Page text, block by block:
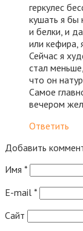
геркулес
кушать я бы
и белки, и
или кефира,
Сейчас я
стал
что он
Самое
вечером
Ответить
Добавить
Имя *
E-mail *
Сайт